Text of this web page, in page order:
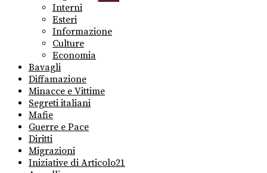
sub
Interni
Esteri
Informazione
Culture
Economia
Bavagli
Diffamazione
Minacce e Vittime
Segreti italiani
Mafie
Guerre e Pace
Diritti
Migrazioni
Iniziative di Articolo21